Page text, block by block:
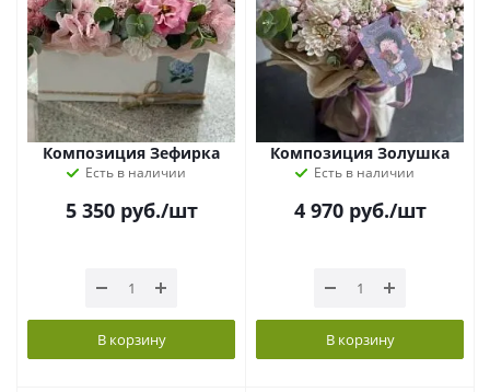
Композиция Зефирка
Есть в наличии
5 350руб./шт
В корзину
Композиция Золушка
Есть в наличии
4 970руб./шт
В корзину